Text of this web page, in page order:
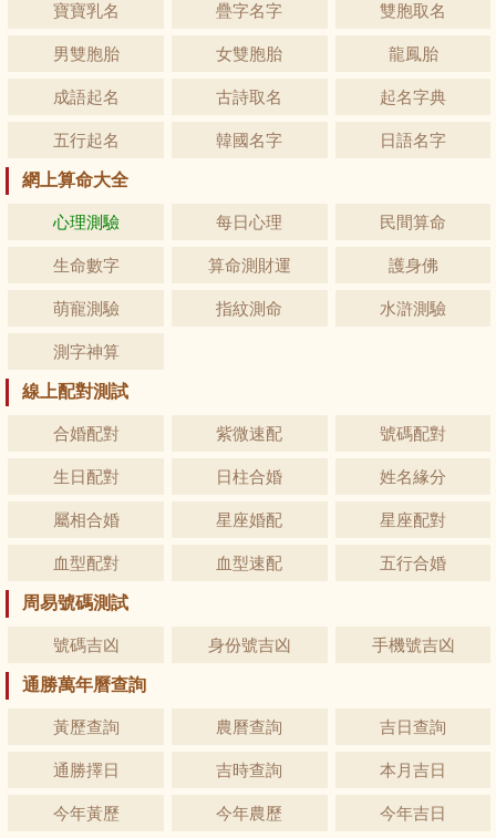
寶寶乳名 疊字名字 雙胞取名
男雙胞胎 女雙胞胎 龍鳳胎
成語起名 古詩取名 起名字典
五行起名 韓國名字 日語名字
網上算命大全
心理測驗 每日心理 民間算命
生命數字 算命測財運 護身佛
萌寵測驗 指紋測命 水滸測驗
測字神算
線上配對測試
合婚配對 紫微速配 號碼配對
生日配對 日柱合婚 姓名緣分
屬相合婚 星座婚配 星座配對
血型配對 血型速配 五行合婚
周易號碼測試
號碼吉凶 身份號吉凶 手機號吉凶
通勝萬年曆查詢
黃歷查詢 農曆查詢 吉日查詢
通勝擇日 吉時查詢 本月吉日
今年黃歷 今年農歷 今年吉日